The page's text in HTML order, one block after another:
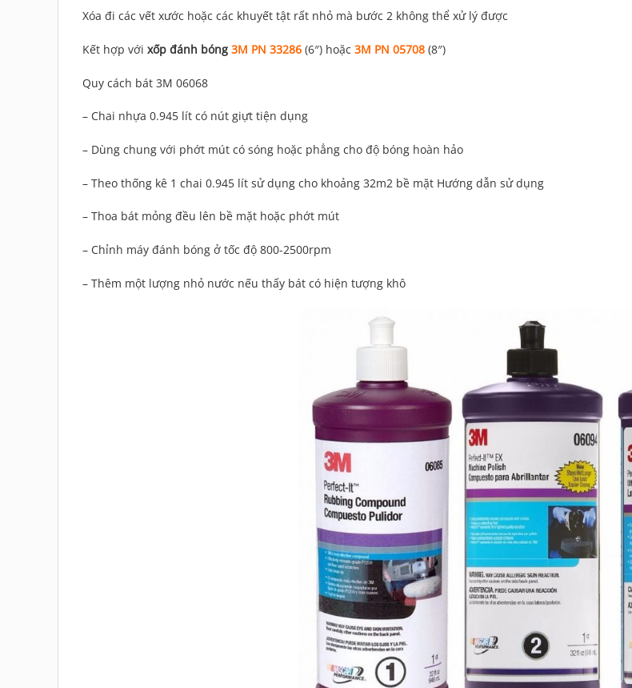
Xóa đi các vết xước hoặc các khuyết tật rất nhỏ mà bước 2 không thể xử lý được
Kết hợp với xốp đánh bóng 3M PN 33286 (6″) hoặc 3M PN 05708 (8″)
Quy cách bát 3M 06068
– Chai nhựa 0.945 lít có nút giựt tiện dụng
– Dùng chung với phớt mút có sóng hoặc phẳng cho độ bóng hoàn hảo
– Theo thống kê 1 chai 0.945 lít sử dụng cho khoảng 32m2 bề mặt Hướng dẫn sử dụng
– Thoa bát mỏng đều lên bề mặt hoặc phớt mút
– Chỉnh máy đánh bóng ở tốc độ 800-2500rpm
– Thêm một lượng nhỏ nước nếu thấy bát có hiện tượng khô